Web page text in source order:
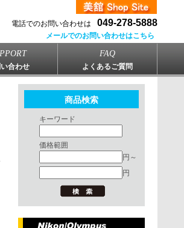
電話でのお問い合わせは 049-278-5888
メールでのお問い合わせはこちら
合わせ
FAQ
よくあるご質問
商品検索
キーワード
価格範囲
円～
円